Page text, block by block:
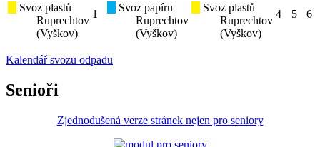
Svoz plastů
Ruprechtov
(Vyškov)
1
Svoz papíru
Ruprechtov
(Vyškov)
Svoz plastů
Ruprechtov
(Vyškov)
4 5 6
Kalendář svozu odpadu
Senioři
Zjednodušená verze stránek nejen pro seniory